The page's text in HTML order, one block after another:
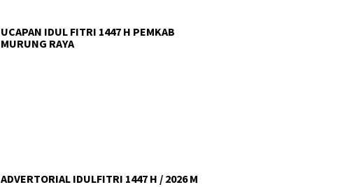
UCAPAN IDUL FITRI 1447 H PEMKAB
MURUNG RAYA
ADVERTORIAL IDULFITRI 1447 H / 2026 M